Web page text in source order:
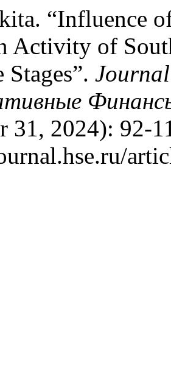
“Influence
Activity of
31, 2024): 92-